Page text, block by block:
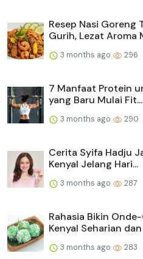
Resep Nasi Goreng
Gurih, Lezat Aroma
3 months ago 296
7 Manfaat Protein
yang Baru Mulai Fit...
3 months ago 290
Cerita Syifa Hadju
Kenyal Jelang Hari...
3 months ago 287
Rahasia Bikin
Kenyal Seharian dan
3 months ago 283